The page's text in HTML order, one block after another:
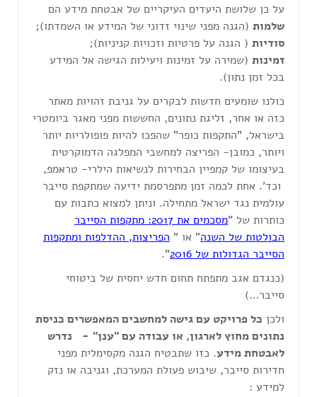
על כן שלושת היעדים העיקריים של אבטחת מידע הם
שלמות (הגנה מפני שינוי זדוני של המידע או השמדתו);
סודיות ( הגנה על פרטיות וזכויות קניניות);
זמינות (שמירה על זמינות ויעילות הגישה אל המידע
בכל זמן נתון).
כולנו שומעים חדשות לבקרים על גניבת זהויות מאתר
כזה או אחר, זליגת נתונים, החששות מפני מאגר ביומטרי
בישראל, "התקפות כופר" שהפכו להיות פופולריות יותר
ויותר, כמובן- הפריצה למחשבי המפלגה הדמוקרטית
בעיצומו של קמפיין הבחירות לנשיאות הילרי- טראמפ,
וכד'. אחת לכמה זמן מתפרסמת ידיעה שמתקפת סייבר
עולמית נגד ישראל מתחילה. וניתן למצוא כתבות עם
כותרות של "
מסכמים את 2017: מתקפות הסייבר
הבולטות של השנה" או " הפריצות, ההדלפות ומתקפות
הסייבר הגדולות של
2016
".
(כנגדם אגב מתפתח תחום חדש יחסית של ביטוחי
סייבר…)
ולכן כל פרויקט עם גישה למחשבים המאפשרים כניסת
נתונים מחוץ לארגון, או עבודה עם "ענן" - נדרש
לאבטחת מידע. כזו שתבטיח הגנה מקסימלית מפני
חדירות סייבר, שיבוש פעולת המערכת, וגניבה או נזק
למידע :